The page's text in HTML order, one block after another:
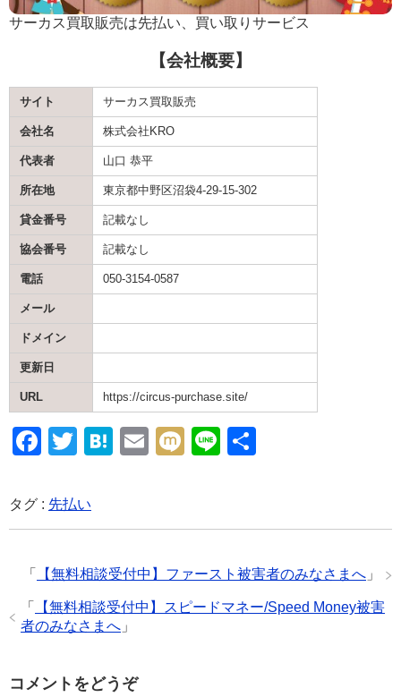
サーカス買取販売は先払い、買い取りサービス
【会社概要】
サイト サーカス買取販売
会社名 株式会社KRO
代表者 山口 恭平
所在地 東京都中野区沼袋4-29-15-302
貸金番号 記載なし
協会番号 記載なし
電話 050-3154-0587
メール
ドメイン
更新日
URL https://circus-purchase.site/
F
c
e
o
o
k
T
tt
er
H
n
E
M Li
タグ : 先払い
「 【無料相談受付中】ファースト被害者のみなさまへ 」
「
【無料相談受付中】スピードマネー/Speed Money被害
者のみなさまへ 」
コメントをどうぞ